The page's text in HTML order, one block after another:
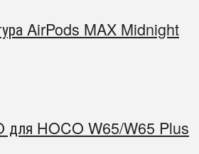
AirPods MAX Midnight
HOCO W65/W65 Plus